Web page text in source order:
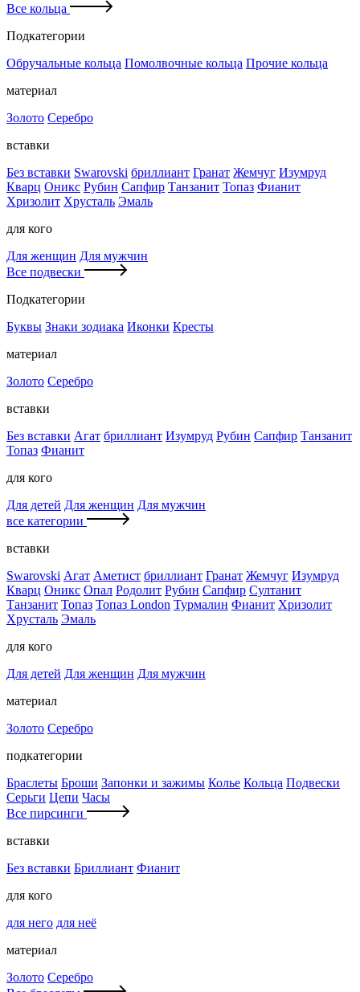
Все кольца
Подкатегории
Обручальные кольца Помолвочные кольца Прочие кольца
материал
Золото Серебро
вставки
Без вставки Swarovski бриллиант Гранат Жемчуг Изумруд
Кварц Оникс Рубин Сапфир Танзанит Топаз Фианит
Хризолит Хрусталь Эмаль
для кого
Для женщин Для мужчин
Все подвески
Подкатегории
Буквы Знаки зодиака Иконки Кресты
материал
Золото Серебро
вставки
Без вставки Агат бриллиант Изумруд Рубин Сапфир Танзанит
Топаз Фианит
для кого
Для детей Для женщин Для мужчин
все категории
вставки
Swarovski Агат Аметист бриллиант Гранат Жемчуг Изумруд
Кварц Оникс Опал Родолит Рубин Сапфир Султанит
Танзанит Топаз Топаз London Турмалин Фианит Хризолит
Хрусталь Эмаль
для кого
Для детей Для женщин Для мужчин
материал
Золото Серебро
подкатегории
Браслеты Броши Запонки и зажимы Колье Кольца Подвески
Серьги Цепи Часы
Все пирсинги
вставки
Без вставки Бриллиант Фианит
для кого
для него для неё
материал
Золото Серебро